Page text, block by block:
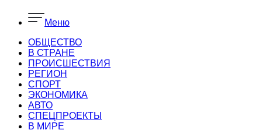
Меню
ОБЩЕСТВО
В СТРАНЕ
ПРОИСШЕСТВИЯ
РЕГИОН
CПОРТ
ЭКОНОМИКА
АВТО
СПЕЦПРОЕКТЫ
В МИРЕ